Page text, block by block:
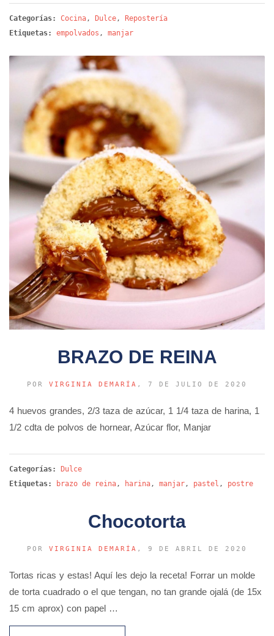
Categorías: Cocina, Dulce,
Repostería
Etiquetas:
empolvados , manjar
BRAZO DE REINA
POR VIRGINIA DEMARÍA , 7 DE JULIO DE 2020
4 huevos grandes, 2/3 taza de azúcar, 1 1/4 taza de harina, 1
1/2 cdta de polvos de hornear, Azúcar flor, Manjar
Categorías:
Dulce
Etiquetas:
brazo de reina, harina, manjar, pastel , postre
Chocotorta
POR VIRGINIA DEMARÍA , 9 DE ABRIL DE 2020
Tortas ricas y estas! Aquí les dejo la receta! Forrar un molde
de torta cuadrado o el que tengan, no tan grande ojalá (de 15x
15 cm aprox) con papel …